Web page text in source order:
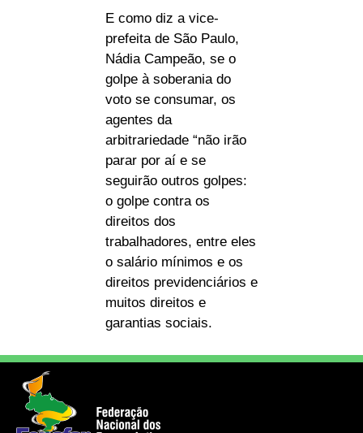
E como diz a vice-
prefeita de São Paulo,
Nádia Campeão, se o
golpe à soberania do
voto se consumar, os
agentes da
arbitrariedade “não irão
parar por aí e se
seguirão outros golpes:
o golpe contra os
direitos dos
trabalhadores, entre eles
o salário mínimos e os
direitos previdenciários e
muitos direitos e
garantias sociais.